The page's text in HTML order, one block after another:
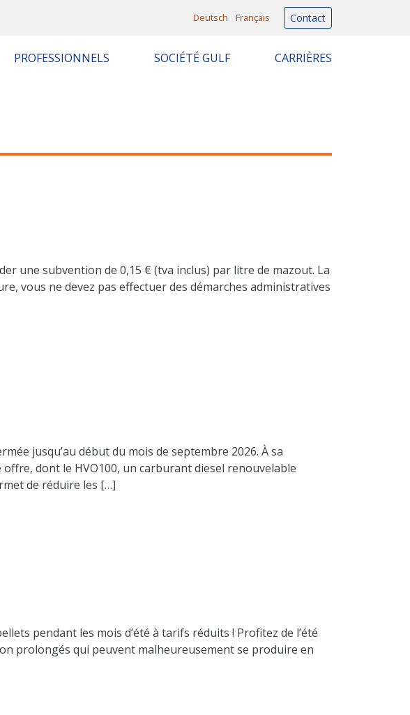
Deutsch Français Contact
PROFESSIONNELS SOCIÉTÉ GULF CARRIÈRES
une subvention de 0,15 € (tva inclus) par litre de mazout. La
vous ne devez pas effectuer des démarches administratives
jusqu’au début du mois de septembre 2026. À sa
dont le HVO100, un carburant diesel renouvelable
de réduire les […]
pendant les mois d’été à tarifs réduits ! Profitez de l’été
prolongés qui peuvent malheureusement se produire en